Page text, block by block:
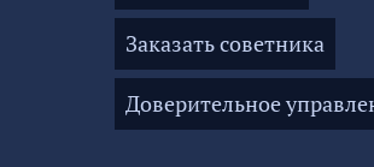
Заказать советника
Доверительное